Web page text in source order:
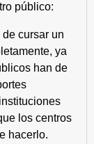
público:
cursar un
ya
han de
los centros
hacerlo.